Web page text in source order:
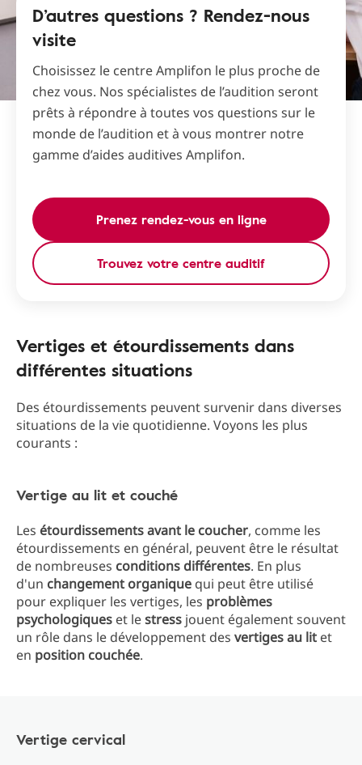
D’autres questions ? Rendez-nous
visite
Choisissez le centre Amplifon le plus proche de
chez vous. Nos spécialistes de l’audition seront
prêts à répondre à toutes vos questions sur le
monde de l’audition et à vous montrer notre
gamme d’aides auditives Amplifon.
Prenez rendez-vous en ligne
Trouvez votre centre auditif
Vertiges et étourdissements dans
différentes situations
Des étourdissements peuvent survenir dans diverses
situations de la vie quotidienne. Voyons les plus
courants :
Vertige au lit et couché
Les étourdissements avant le coucher, comme les
étourdissements en général, peuvent être le résultat
de nombreuses conditions différentes. En plus
d'un changement organique qui peut être utilisé
pour expliquer les vertiges, les problèmes
psychologiques et lestress jouent également souvent
un rôle dans le développement des vertiges au lit et
en position couchée.
Vertige cervical